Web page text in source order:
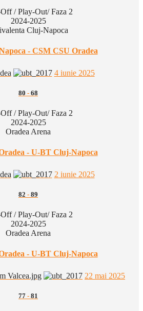
/ Play-Out/ Faza 2
2024-2025
Cluj-Napoca
- CSM CSU Oradea
4 iunie 2025
80 - 68
/ Play-Out/ Faza 2
2024-2025
Oradea Arena
- U-BT Cluj-Napoca
2 iunie 2025
82 - 89
/ Play-Out/ Faza 2
2024-2025
Oradea Arena
- U-BT Cluj-Napoca
22 mai 2025
77 - 81